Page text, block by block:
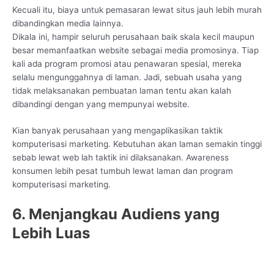
Kecuali itu, biaya untuk pemasaran lewat situs jauh lebih murah
dibandingkan media lainnya.
Dikala ini, hampir seluruh perusahaan baik skala kecil maupun
besar memanfaatkan website sebagai media promosinya. Tiap
kali ada program promosi atau penawaran spesial, mereka
selalu mengunggahnya di laman. Jadi, sebuah usaha yang
tidak melaksanakan pembuatan laman tentu akan kalah
dibandingi dengan yang mempunyai website.
Kian banyak perusahaan yang mengaplikasikan taktik
komputerisasi marketing. Kebutuhan akan laman semakin tinggi
sebab lewat web lah taktik ini dilaksanakan. Awareness
konsumen lebih pesat tumbuh lewat laman dan program
komputerisasi marketing.
6. Menjangkau Audiens yang
Lebih Luas